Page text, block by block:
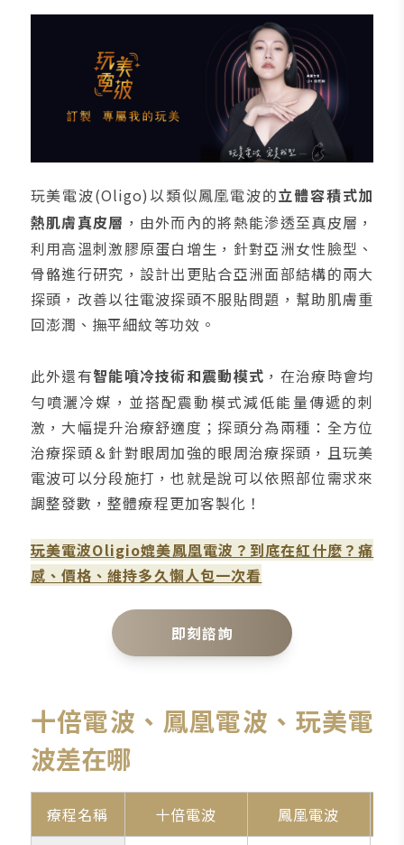
玩美電波(Oligo)以類似鳳凰電波的立體容積式加
熱肌膚真皮層 ，由外而內的將熱能滲透至真皮層，
利用高溫刺激膠原蛋白增生，針對亞洲女性臉型、
骨骼進行研究，設計出更貼合亞洲面部結構的兩大
探頭，改善以往電波探頭不服貼問題，幫助肌膚重
回澎潤、撫平細紋等功效。
此外還有智能噴冷技術和震動模式 ，在治療時會均
勻噴灑冷媒，並搭配震動模式減低能量傳遞的刺
激，大幅提升治療舒適度；探頭分為兩種：全方位
治療探頭＆針對眼周加強的眼周治療探頭，且玩美
電波可以分段施打，也就是說可以依照部位需求來
調整發數，整體療程更加客製化！
玩美電波Oligio媲美鳳凰電波？到底在紅什麼？痛
感、價格、維持多久懶人包一次看
即刻諮詢
十倍電波、鳳凰電波、玩美電
波差在哪
療程名稱 十倍電波 鳳凰電波